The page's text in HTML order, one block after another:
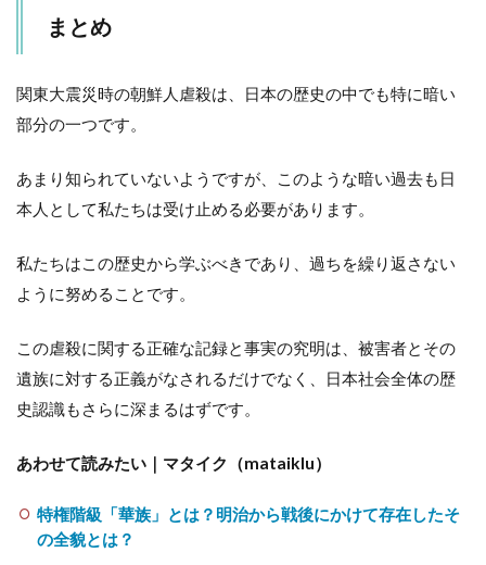
まとめ
関東大震災時の朝鮮人虐殺は、日本の歴史の中でも特に暗い
部分の一つです。
あまり知られていないようですが、このような暗い過去も日
本人として私たちは受け止める必要があります。
私たちはこの歴史から学ぶべきであり、過ちを繰り返さない
ように努めることです。
この虐殺に関する正確な記録と事実の究明は、被害者とその
遺族に対する正義がなされるだけでなく、日本社会全体の歴
史認識もさらに深まるはずです。
あわせて読みたい｜マタイク（mataiklu）
特権階級「華族」とは？明治から戦後にかけて存在したそ
の全貌とは？